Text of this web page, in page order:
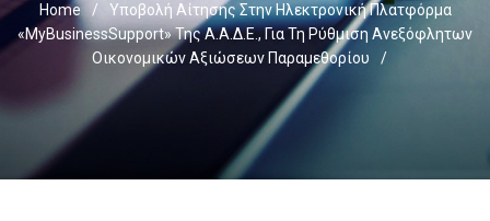
Home /
Υποβολή Αίτησης Στην Ηλεκτρονική Πλατφόρμα
«myBusinessSupport» Της Α.Α.Δ.Ε., Για Τη Ρύθμιση Ανεξόφλητων
Οικονομικών Αξιώσεων Παραμεθορίου
/